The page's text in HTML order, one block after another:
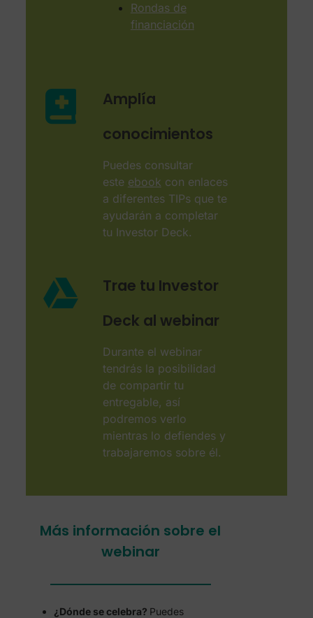
Rondas de
financiación
Amplía
conocimientos
Puedes consultar
este ebook con enlaces
a diferentes TIPs que te
ayudarán a completar
tu Investor Deck.
Trae tu Investor
Deck al webinar
Durante el webinar
tendrás la posibilidad
de compartir tu
entregable, así
podremos verlo
mientras lo defiendes y
trabajaremos sobre él.
Más información sobre el
webinar
¿Dónde se celebra? Puedes